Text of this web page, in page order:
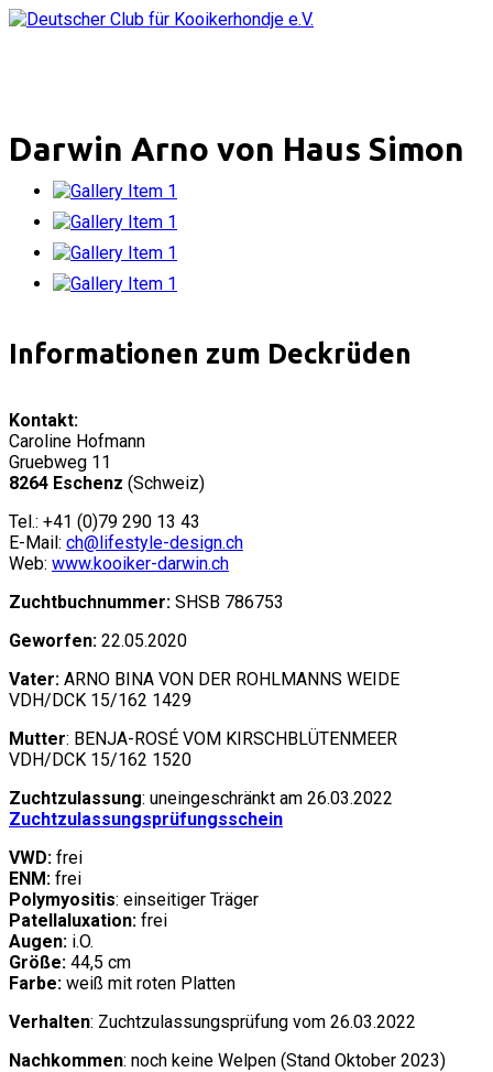
Darwin Arno von Haus Simon
Informationen zum Deckrüden
Kontakt:
Caroline Hofmann
Gruebweg 11
8264 Eschenz (Schweiz)
Tel.: +41 (0)79 290 13 43
E-Mail: ch@lifestyle-design.ch
Web: www.kooiker-darwin.ch
Zuchtbuchnummer: SHSB 786753
Geworfen: 22.05.2020
Vater: ARNO BINA VON DER ROHLMANNS WEIDE
VDH/DCK 15/162 1429
Mutter: BENJA-ROSÉ VOM KIRSCHBLÜTENMEER
VDH/DCK 15/162 1520
Zuchtzulassung: uneingeschränkt am 26.03.2022
Zuchtzulassungsprüfungsschein
VWD: frei
ENM: frei
Polymyositis: einseitiger Träger
Patellaluxation: frei
Augen: i.O.
Größe: 44,5 cm
Farbe: weiß mit roten Platten
Verhalten: Zuchtzulassungsprüfung vom 26.03.2022
Nachkommen: noch keine Welpen (Stand Oktober 2023)